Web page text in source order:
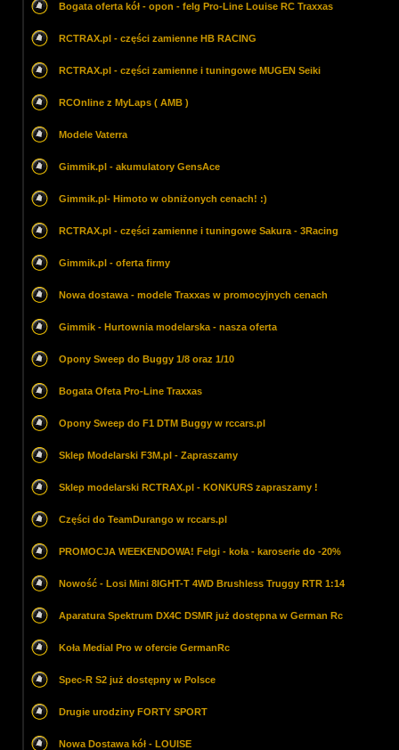
Bogata oferta kół - opon - felg Pro-Line Louise RC Traxxas
RCTRAX.pl - części zamienne HB RACING
RCTRAX.pl - części zamienne i tuningowe MUGEN Seiki
RCOnline z MyLaps ( AMB )
Modele Vaterra
Gimmik.pl - akumulatory GensAce
Gimmik.pl- Himoto w obniżonych cenach! :)
RCTRAX.pl - części zamienne i tuningowe Sakura - 3Racing
Gimmik.pl - oferta firmy
Nowa dostawa - modele Traxxas w promocyjnych cenach
Gimmik - Hurtownia modelarska - nasza oferta
Opony Sweep do Buggy 1/8 oraz 1/10
Bogata Ofeta Pro-Line Traxxas
Opony Sweep do F1 DTM Buggy w rccars.pl
Sklep Modelarski F3M.pl - Zapraszamy
Sklep modelarski RCTRAX.pl - KONKURS zapraszamy !
Części do TeamDurango w rccars.pl
PROMOCJA WEEKENDOWA! Felgi - koła - karoserie do -20%
Nowość - Losi Mini 8IGHT-T 4WD Brushless Truggy RTR 1:14
Aparatura Spektrum DX4C DSMR już dostępna w German Rc
Koła Medial Pro w ofercie GermanRc
Spec-R S2 już dostępny w Polsce
Drugie urodziny FORTY SPORT
Nowa Dostawa kół - LOUISE